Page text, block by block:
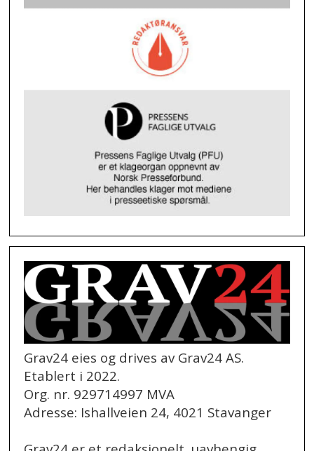
Grav24 eies og drives av Grav24 AS.
Etablert i 2022.
Org. nr. 929714997 MVA
Adresse: Ishallveien 24, 4021 Stavanger